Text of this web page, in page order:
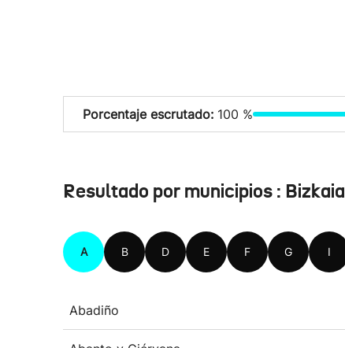
Porcentaje escrutado: 100 %
Resultado por municipios : Bizkaia
A B D E F G I
Abadiño